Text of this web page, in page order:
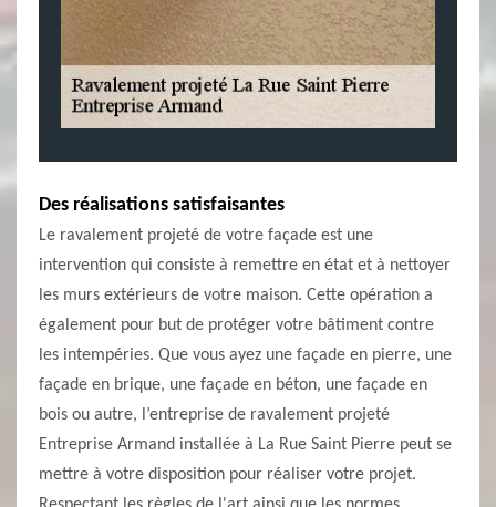
Des réalisations satisfaisantes
Le ravalement projeté de votre façade est une
intervention qui consiste à remettre en état et à nettoyer
les murs extérieurs de votre maison. Cette opération a
également pour but de protéger votre bâtiment contre
les intempéries. Que vous ayez une façade en pierre, une
façade en brique, une façade en béton, une façade en
bois ou autre, l’entreprise de ravalement projeté
Entreprise Armand installée à La Rue Saint Pierre peut se
mettre à votre disposition pour réaliser votre projet.